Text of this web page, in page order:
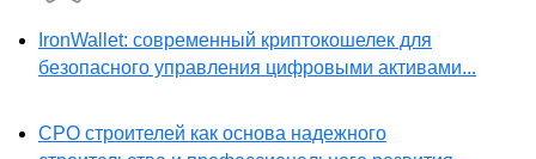
IronWallet: современный криптокошелек для
безопасного управления цифровыми активами...
СРО строителей как основа надежного